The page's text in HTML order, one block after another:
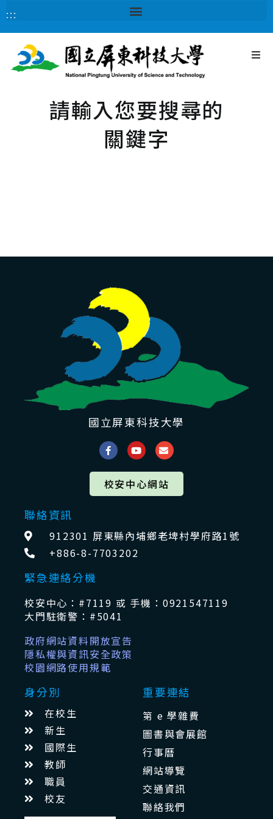
:::
請輸入您要搜尋的
關鍵字
國立屏東科技大學
校安中心網站
聯絡資訊
912301 屏東縣內埔鄉老埤村學府路1號
+886-8-7703202
緊急連絡分機
校安中心：#7119 或 手機：0921547119
大門駐衛警：#5041
政府網站資料開放宣告
隱私權與資訊安全政策
校園網路使用規範
身分別
在校生
新生
國際生
教師
職員
校友
重要連結
第 e 學雜費
圖書與會展館
行事曆
網站導覽
交通資訊
聯絡我們